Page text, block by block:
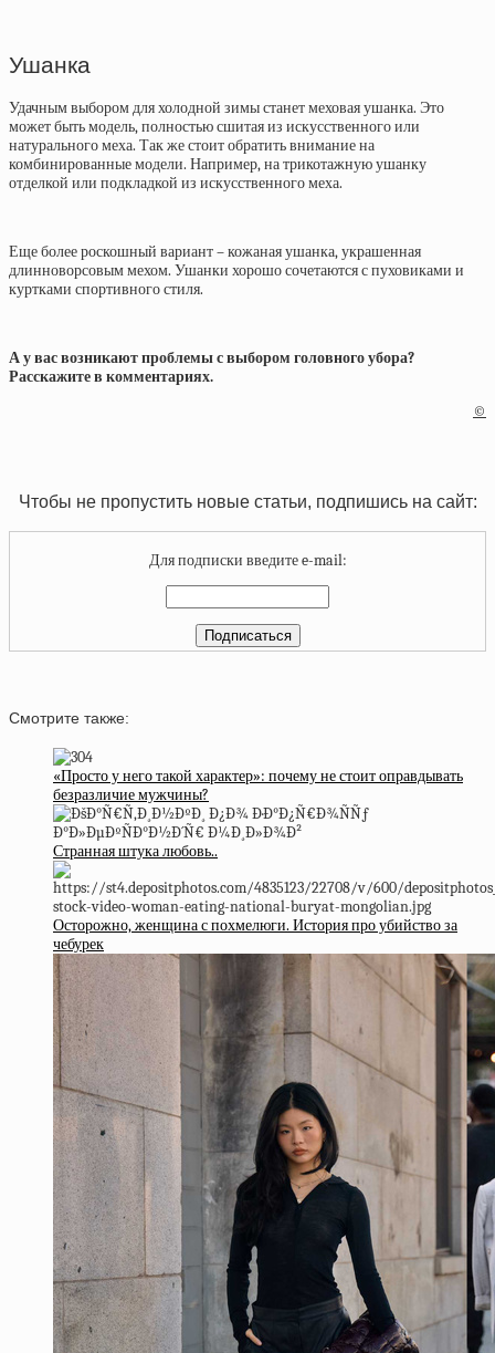
Ушанка
Удачным выбором для холодной зимы станет меховая ушанка. Это
может быть модель, полностью сшитая из искусственного или
натурального меха. Так же стоит обратить внимание на
комбинированные модели. Например, на трикотажную ушанку
отделкой или подкладкой из искусственного меха.
Еще более роскошный вариант – кожаная ушанка, украшенная
длинноворсовым мехом. Ушанки хорошо сочетаются с пуховиками и
куртками спортивного стиля.
А у вас возникают проблемы с выбором головного убора?
Расскажите в комментариях.
©
Чтобы не пропустить новые статьи, подпишись на сайт:
Для подписки введите e-mail:
Смотрите также:
«Просто у него такой характер»: почему не стоит оправдывать
безразличие мужчины?
Странная штука любовь..
Осторожно, женщина с похмелюги. История про убийство за
чебурек